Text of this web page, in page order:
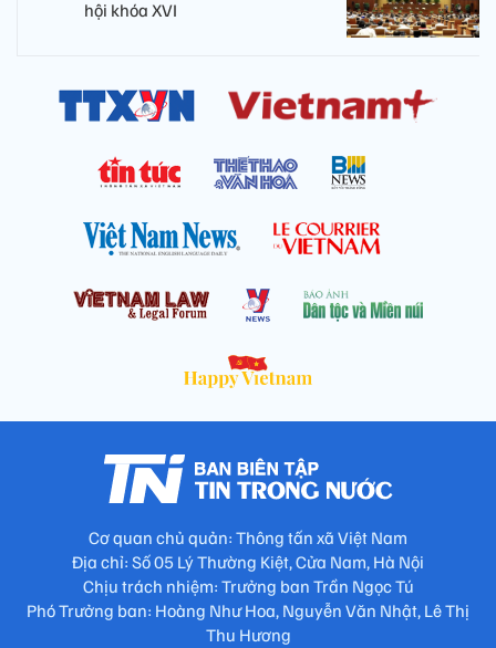
hội khóa XVI
Cơ quan chủ quản: Thông tấn xã Việt Nam
Địa chỉ: Số 05 Lý Thường Kiệt, Cửa Nam, Hà Nội
Chịu trách nhiệm: Trưởng ban Trần Ngọc Tú
Phó Trưởng ban: Hoàng Như Hoa, Nguyễn Văn Nhật, Lê Thị
Thu Hương